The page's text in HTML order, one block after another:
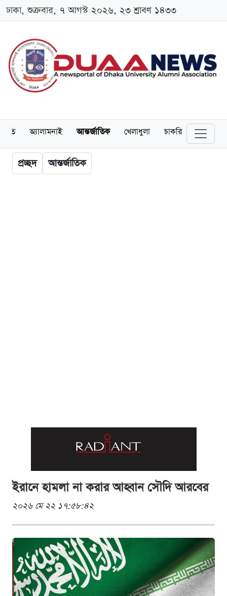
ঢাকা, শুক্রবার, ৭ আগস্ট ২০২৬, ২৩ শ্রাবণ ১৪৩৩
অ্যালামনাই আন্তর্জাতিক খেলাধুলা চাকরি স্কলারশিপ
প্রচ্ছদ আন্তর্জাতিক
ইরানে হামলা না করার আহ্বান সৌদি আরবের
২০২৬ মে ২২ ১৭:৫৮:৪২